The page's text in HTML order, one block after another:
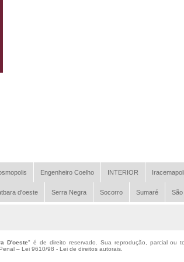
Engenheiro Coelho INTERIOR
d'oeste Serra Negra Socorro Sumaré São
D'oeste" é de direito reservado. Sua reprodução, parcial ou
– Lei 9610/98 - Lei de direitos autorais.